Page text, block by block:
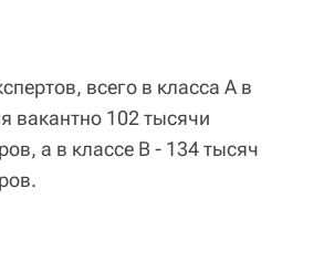
всего в класса А в
вакантно 102 тысячи
а в классе В - 134 тысяч